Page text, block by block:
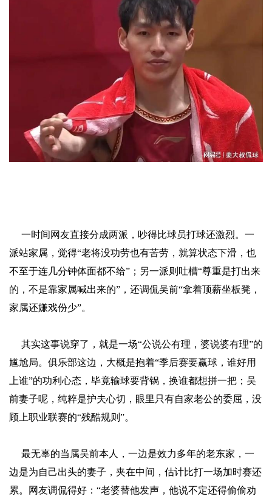
一时间网友直接分成两派，吵得比球员打球还激烈。一
派站家属，觉得“老将没功劳也有苦劳，就算状态下滑，也
不至于连几分钟体面都不给”；另一派则吐槽“尊重是打出来
的，不是靠家属喊出来的”，还调侃吴前“拿着顶薪坐板凳，
家属还嫌戏份少”。
其实这事说穿了，就是一场“公说公有理，婆说婆有理”的
尴尬局。俱乐部这边，大概是抱着“季后赛要赢球，谁好用
上谁”的功利心态，毕竟输球要背锅，换谁都想拼一把；吴
前妻子呢，纯粹是护夫心切，眼里只有自家老公的委屈，没
顾上职业联赛的“残酷规则”。
最无辜的当属吴前本人，一边是效力多年的老东家，一
边是为自己出头的妻子，夹在中间，估计比打一场加时赛还
累。网友调侃得好：“老婆替他发声，他说不定还得偷偷劝